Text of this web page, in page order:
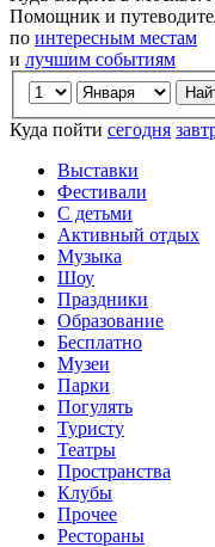
Помощник и
по интересным местам
и лучшим событиям
Куда пойти сегодня
Выставки
Фестивали
С детьми
Активный отдых
Музыка
Шоу
Праздники
Образование
Бесплатно
Музеи
Парки
Погулять
Туристу
Театры
Пространства
Клубы
Прочее
Рестораны